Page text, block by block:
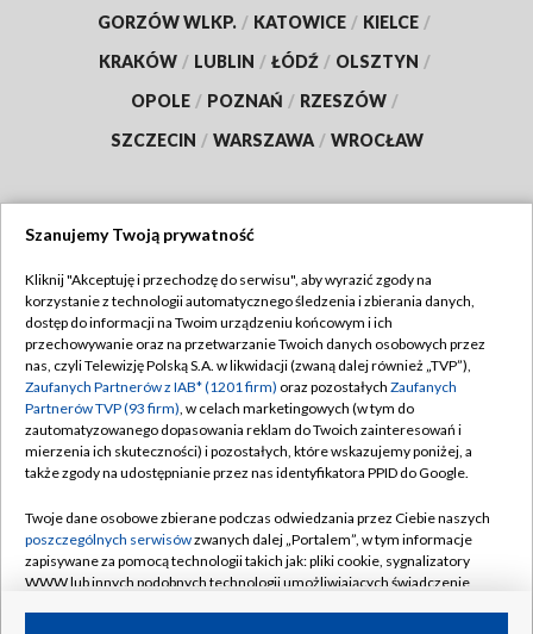
GORZÓW WLKP. / KATOWICE / KIELCE /
KRAKÓW / LUBLIN / ŁÓDŹ / OLSZTYN /
OPOLE / POZNAŃ / RZESZÓW /
SZCZECIN / WARSZAWA / WROCŁAW
TVP
Abonament TVP
Emisja w TVP
Centrum informacji TVP
Naziemna Telewizja Cyfrowa
Rada Programowa
System NOS
Informacje o nadawcy
Regulamin TVP
Polityka prywatności
Moje zgody
Pomoc
Kontakt
Kanały
Szanujemy Twoją prywatność
Kliknij "Akceptuję i przechodzę do serwisu", aby wyrazić zgody na
korzystanie z technologii automatycznego śledzenia i zbierania danych,
dostęp do informacji na Twoim urządzeniu końcowym i ich
przechowywanie oraz na przetwarzanie Twoich danych osobowych przez
nas, czyli Telewizję Polską S.A. w likwidacji (zwaną dalej również „TVP”),
Zaufanych Partnerów z IAB* (1201 firm) oraz pozostałych Zaufanych
Partnerów TVP (93 firm), w celach marketingowych (w tym do
zautomatyzowanego dopasowania reklam do Twoich zainteresowań i
mierzenia ich skuteczności) i pozostałych, które wskazujemy poniżej, a
także zgody na udostępnianie przez nas identyfikatora PPID do Google.
Twoje dane osobowe zbierane podczas odwiedzania przez Ciebie naszych
poszczególnych serwisówzwanych dalej „Portalem”, w tym informacje
zapisywane za pomocą technologii takich jak: pliki cookie, sygnalizatory
WWW lub innych podobnych technologii umożliwiających świadczenie